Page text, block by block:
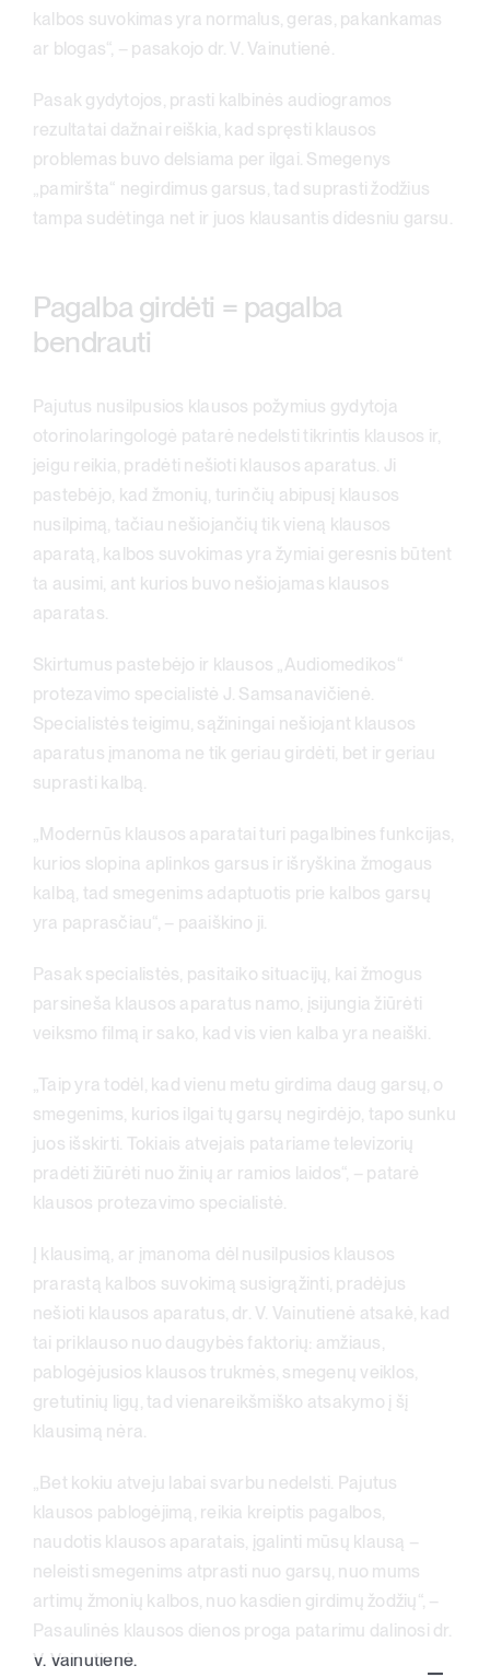
kalbos suvokimas yra normalus, geras, pakankamas
ar blogas“, – pasakojo dr. V. Vainutienė.
Pasak gydytojos, prasti kalbinės audiogramos
rezultatai dažnai reiškia, kad spręsti klausos
problemas buvo delsiama per ilgai. Smegenys
„pamiršta“ negirdimus garsus, tad suprasti žodžius
tampa sudėtinga net ir juos klausantis didesniu garsu.
Pagalba girdėti = pagalba
bendrauti
Pajutus nusilpusios klausos požymius gydytoja
otorinolaringologė patarė nedelsti tikrintis klausos ir,
jeigu reikia, pradėti nešioti klausos aparatus. Ji
pastebėjo, kad žmonių, turinčių abipusį klausos
nusilpimą, tačiau nešiojančių tik vieną klausos
aparatą, kalbos suvokimas yra žymiai geresnis būtent
ta ausimi, ant kurios buvo nešiojamas klausos
aparatas.
Skirtumus pastebėjo ir klausos „Audiomedikos“
protezavimo specialistė J. Samsanavičienė.
Specialistės teigimu, sąžiningai nešiojant klausos
aparatus įmanoma ne tik geriau girdėti, bet ir geriau
suprasti kalbą.
„Modernūs klausos aparatai turi pagalbines funkcijas,
kurios slopina aplinkos garsus ir išryškina žmogaus
kalbą, tad smegenims adaptuotis prie kalbos garsų
yra paprasčiau“, – paaiškino ji.
Pasak specialistės, pasitaiko situacijų, kai žmogus
parsineša klausos aparatus namo, įsijungia žiūrėti
veiksmo filmą ir sako, kad vis vien kalba yra neaiški.
„Taip yra todėl, kad vienu metu girdima daug garsų, o
smegenims, kurios ilgai tų garsų negirdėjo, tapo sunku
juos išskirti. Tokiais atvejais patariame televizorių
pradėti žiūrėti nuo žinių ar ramios laidos“, – patarė
klausos protezavimo specialistė.
Į klausimą, ar įmanoma dėl nusilpusios klausos
prarastą kalbos suvokimą susigrąžinti, pradėjus
nešioti klausos aparatus, dr. V. Vainutienė atsakė, kad
tai priklauso nuo daugybės faktorių: amžiaus,
pablogėjusios klausos trukmės, smegenų veiklos,
gretutinių ligų, tad vienareikšmiško atsakymo į šį
klausimą nėra.
„Bet kokiu atveju labai svarbu nedelsti. Pajutus
klausos pablogėjimą, reikia kreiptis pagalbos,
naudotis klausos aparatais, įgalinti mūsų klausą –
neleisti smegenims atprasti nuo garsų, nuo mums
artimų žmonių kalbos, nuo kasdien girdimų žodžių“, –
Pasaulinės klausos dienos proga patarimu dalinosi dr.
V. Vainutienė.